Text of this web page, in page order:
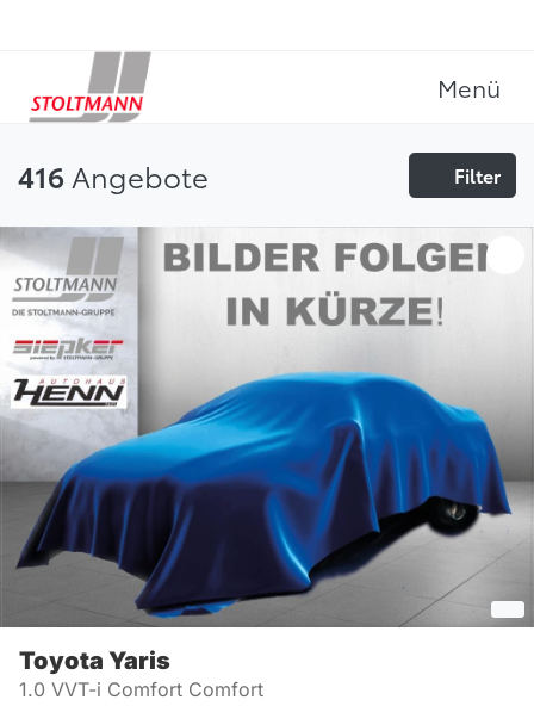
Menü
416 Angebote Filter
Toyota Yaris
1.0 VVT-i Comfort Comfort